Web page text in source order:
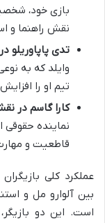
بازی خود،
نقش راهنما و
تدی پاپاوریلو
وایلد که به
تیم او را
کارا گاسم در
نماینده حقوقی
قاطعیت و
عملکرد کلی
بین آلوارو مل و
است. این دو